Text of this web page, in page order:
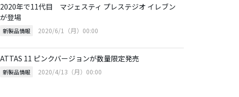
2020年で11代目 マジェスティ プレステジオ イレブン
が登場
新製品情報 2020/6/1（月）00:00
ATTAS 11 ピンクバージョンが数量限定発売
新製品情報 2020/4/13（月）00:00